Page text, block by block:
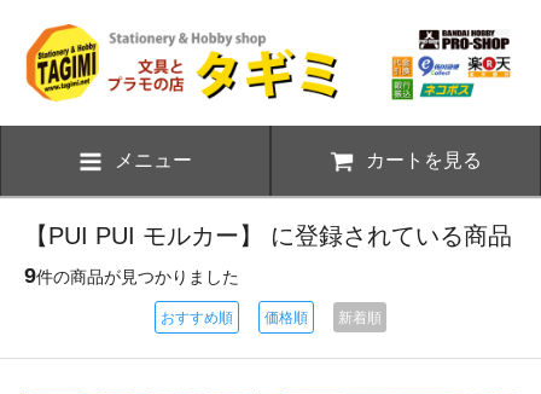
メニュー カートを見る
【PUI PUI モルカー】 に登録されている商品
9件の商品が見つかりました
おすすめ順 価格順 新着順